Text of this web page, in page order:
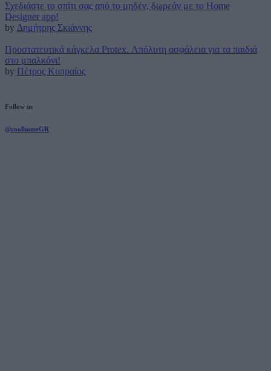
Σχεδιάστε το σπίτι σας από το μηδέν, δωρεάν με το Home
Designer app!
by Δημήτρης Σκιάννης
Προστατευτικά κάγκελα Protex. Απόλυτη ασφάλεια για τα παιδιά
στο μπαλκόνι!
by Πέτρος Κυπραίος
Follow us
@coolhomeGR